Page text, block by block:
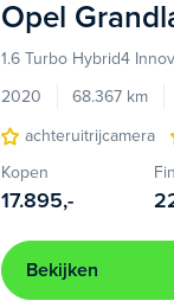
Opel
1.6 Turbo Hybrid4
2020
68.367 km
achteruitrijcamera
Kopen
17.895,-
Bekijken